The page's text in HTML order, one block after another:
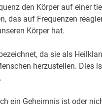
den Körper auf einer
das auf Frequenzen
Körper hat.
da sie als
herzustellen. Dies
ein Geheimnis ist oder